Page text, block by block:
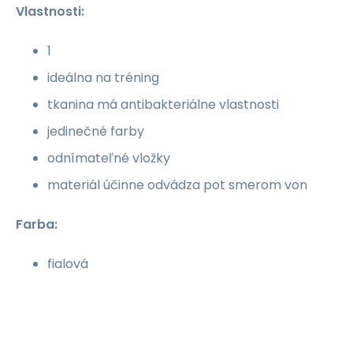
Vlastnosti:
1
ideálna na tréning
tkanina má antibakteriálne vlastnosti
jedinečné farby
odnímateľné vložky
materiál účinne odvádza pot smerom von
Farba:
fialová